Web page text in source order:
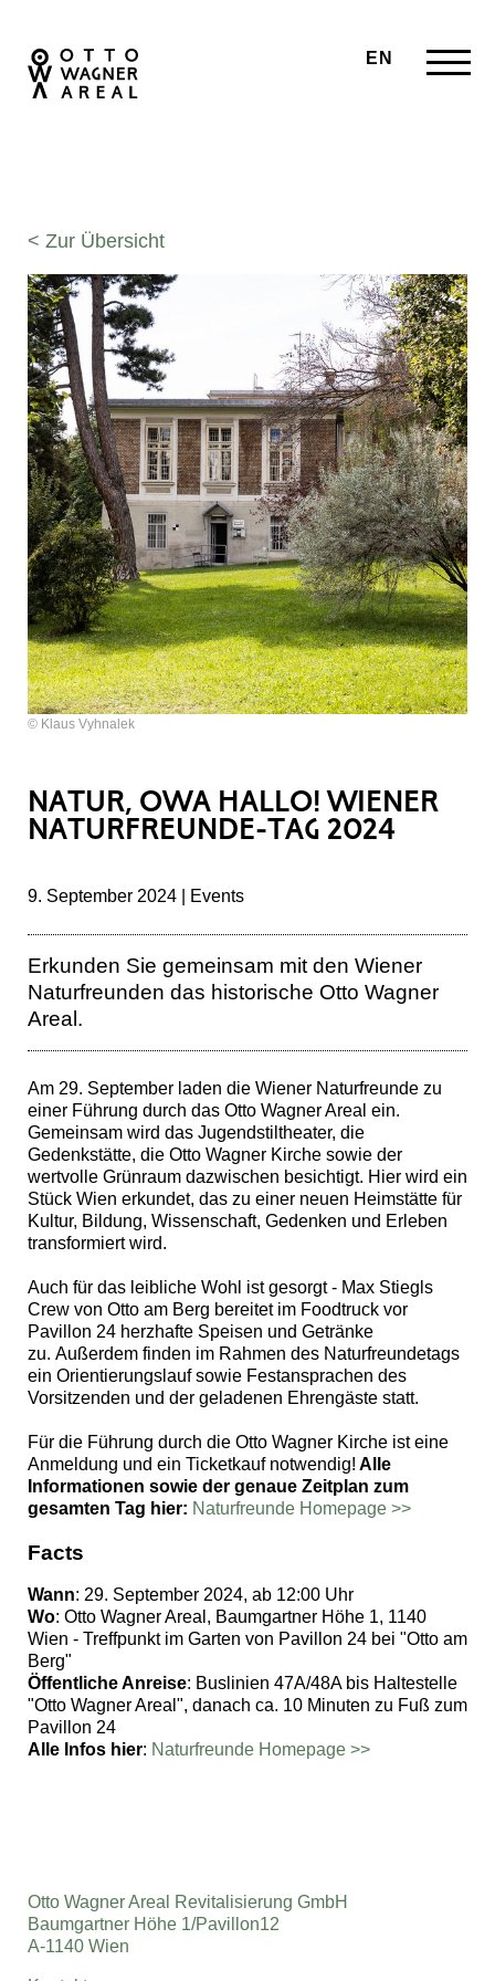
EN
< Zur Übersicht
© Klaus Vyhnalek
NATUR, OWA HALLO! WIENER
NATURFREUNDE-TAG 2024
9. September 2024 | Events
Erkunden Sie gemeinsam mit den Wiener
Naturfreunden das historische Otto Wagner
Areal.
Am 29. September laden die Wiener Naturfreunde zu
einer Führung durch das Otto Wagner Areal ein.
Gemeinsam wird das Jugendstiltheater, die
Gedenkstätte, die Otto Wagner Kirche sowie der
wertvolle Grünraum dazwischen besichtigt. Hier wird ein
Stück Wien erkundet, das zu einer neuen Heimstätte für
Kultur, Bildung, Wissenschaft, Gedenken und Erleben
transformiert wird.
Auch für das leibliche Wohl ist gesorgt - Max Stiegls
Crew von Otto am Berg bereitet im Foodtruck vor
Pavillon 24 herzhafte Speisen und Getränke
zu. Außerdem finden im Rahmen des Naturfreundetags
ein Orientierungslauf sowie Festansprachen des
Vorsitzenden und der geladenen Ehrengäste statt.
Für die Führung durch die Otto Wagner Kirche ist eine
Anmeldung und ein Ticketkauf notwendig! Alle
Informationen sowie der genaue Zeitplan zum
gesamten Tag hier: Naturfreunde Homepage >>
Facts
Wann: 29. September 2024, ab 12:00 Uhr
Wo: Otto Wagner Areal, Baumgartner Höhe 1, 1140
Wien - Treffpunkt im Garten von Pavillon 24 bei "Otto am
Berg"
Öffentliche Anreise: Buslinien 47A/48A bis Haltestelle
"Otto Wagner Areal", danach ca. 10 Minuten zu Fuß zum
Pavillon 24
Alle Infos hier: Naturfreunde Homepage >>
Otto Wagner Areal Revitalisierung GmbH
Baumgartner Höhe 1/Pavillon12
A-1140 Wien